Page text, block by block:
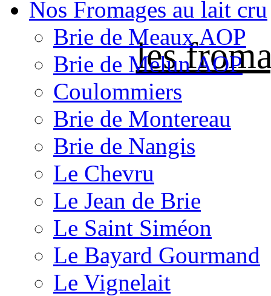
les
Nos Fromages au lait cru
Brie de Meaux AOP
Brie de Melun AOP
Coulommiers
Brie de Montereau
Brie de Nangis
Le Chevru
Le Jean de Brie
Le Saint Siméon
Le Bayard Gourmand
Le Vignelait